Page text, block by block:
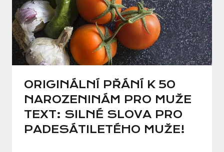
ORIGINÁLNÍ PŘÁNÍ K 50
NAROZENINÁM PRO MUŽE
TEXT: SILNÉ SLOVA PRO
PADESÁTILETÉHO MUŽE!